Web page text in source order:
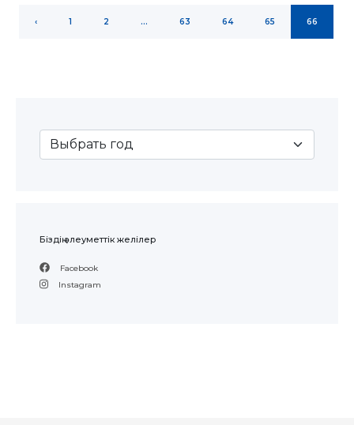
‹ 1 2 ... 63 64 65 66
Біздің әлеуметтік желілер
Facebook
Instagram